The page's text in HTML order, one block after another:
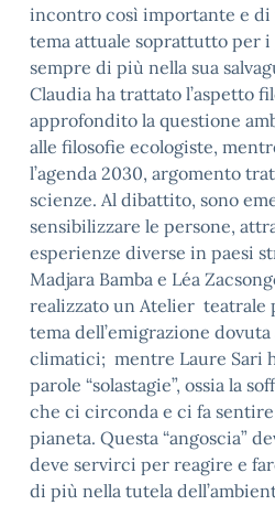
incontro così importante e di
tema attuale soprattutto per
sempre di più nella sua
Claudia ha trattato l’aspetto
approfondito la questione
alle filosofie ecologiste,
l’agenda 2030, argomento
scienze. Al dibattito, sono
sensibilizzare le persone,
esperienze diverse in paesi
Madjara Bamba e Léa
realizzato un Atelier teatrale
tema dell’emigrazione
climatici; mentre Laure Sari
parole “solastagie”, ossia la
che ci circonda e ci fa
pianeta. Questa “angoscia”
deve servirci per reagire e
di più nella tutela